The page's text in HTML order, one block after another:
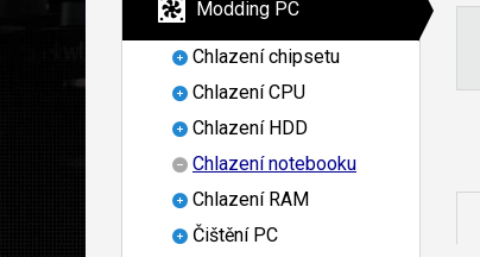
Modding PC
Chlazení chipsetu
Chlazení CPU
Chlazení HDD
Chlazení notebooku
Chlazení RAM
Čištění PC